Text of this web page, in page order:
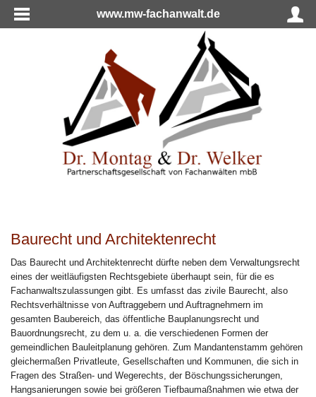
www.mw-fachanwalt.de
Baurecht und Architektenrecht
Das Baurecht und Architektenrecht dürfte neben dem Verwaltungsrecht
eines der weitläufigsten Rechtsgebiete überhaupt sein, für die es
Fachanwaltszulassungen gibt. Es umfasst das zivile Baurecht, also
Rechtsverhältnisse von Auftraggebern und Auftragnehmern im
gesamten Baubereich, das öffentliche Bauplanungsrecht und
Bauordnungsrecht, zu dem u. a. die verschiedenen Formen der
gemeindlichen Bauleitplanung gehören. Zum Mandantenstamm gehören
gleichermaßen Privatleute, Gesellschaften und Kommunen, die sich in
Fragen des Straßen- und Wegerechts, der Böschungssicherungen,
Hangsanierungen sowie bei größeren Tiefbaumaßnahmen wie etwa der